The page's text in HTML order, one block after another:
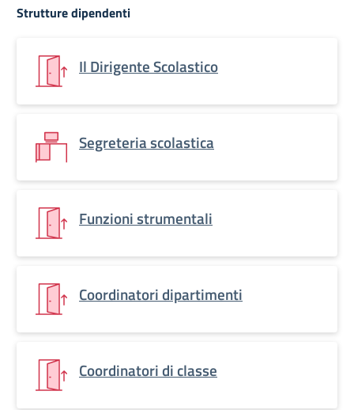
Strutture dipendenti
Il Dirigente Scolastico
Segreteria scolastica
Funzioni strumentali
Coordinatori dipartimenti
Coordinatori di classe